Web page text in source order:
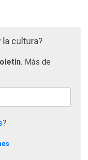
la cultura?
Más de
?